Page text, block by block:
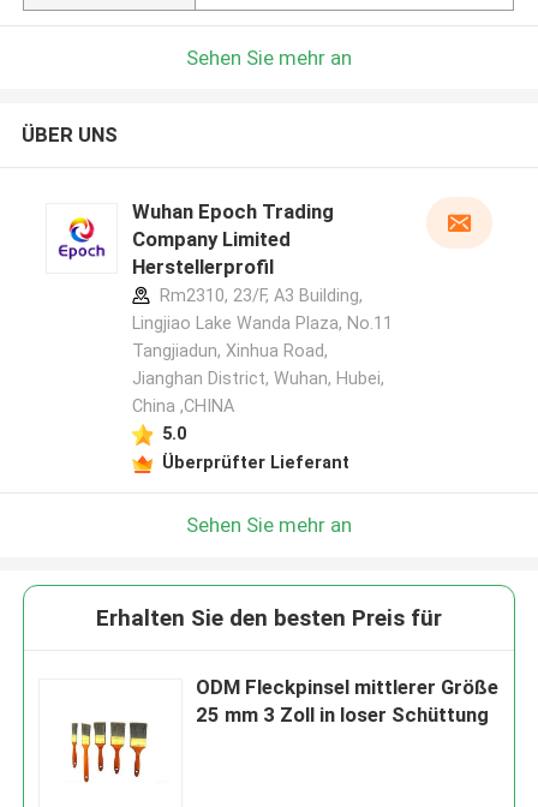
Sehen Sie mehr an
ÜBER UNS
Wuhan Epoch Trading
Company Limited
Herstellerprofil
Rm2310, 23/F, A3 Building,
Lingjiao Lake Wanda Plaza, No.11
Tangjiadun, Xinhua Road,
Jianghan District, Wuhan, Hubei,
China ,CHINA
5.0
Überprüfter Lieferant
Sehen Sie mehr an
Erhalten Sie den besten Preis für
ODM Fleckpinsel mittlerer Größe
25 mm 3 Zoll in loser Schüttung